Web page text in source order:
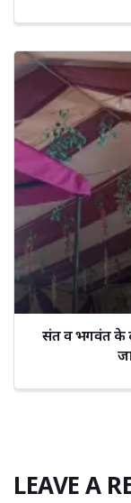
संत व भगवंत के
LEAVE A